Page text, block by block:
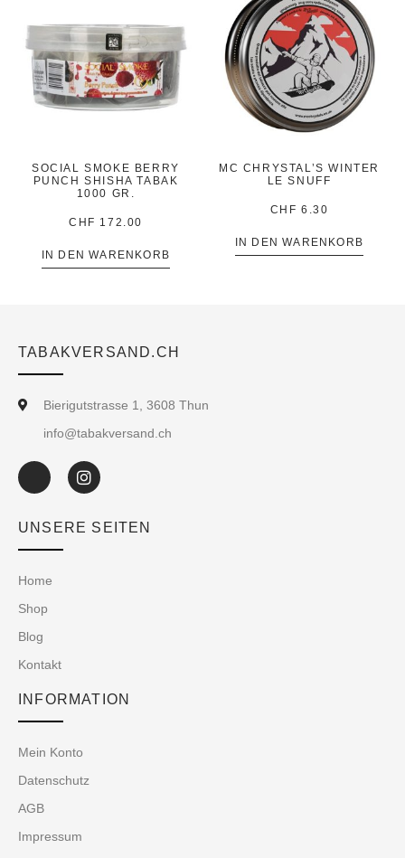
SOCIAL SMOKE BERRY
PUNCH SHISHA TABAK
1000 GR.
CHF 172.00
IN DEN WARENKORB
MC CHRYSTAL’S WINTER
LE SNUFF
CHF 6.30
IN DEN WARENKORB
TABAKVERSAND.CH
Bierigutstrasse 1, 3608 Thun
info@tabakversand.ch
UNSERE SEITEN
Home
Shop
Blog
Kontakt
INFORMATION
Mein Konto
Datenschutz
AGB
Impressum